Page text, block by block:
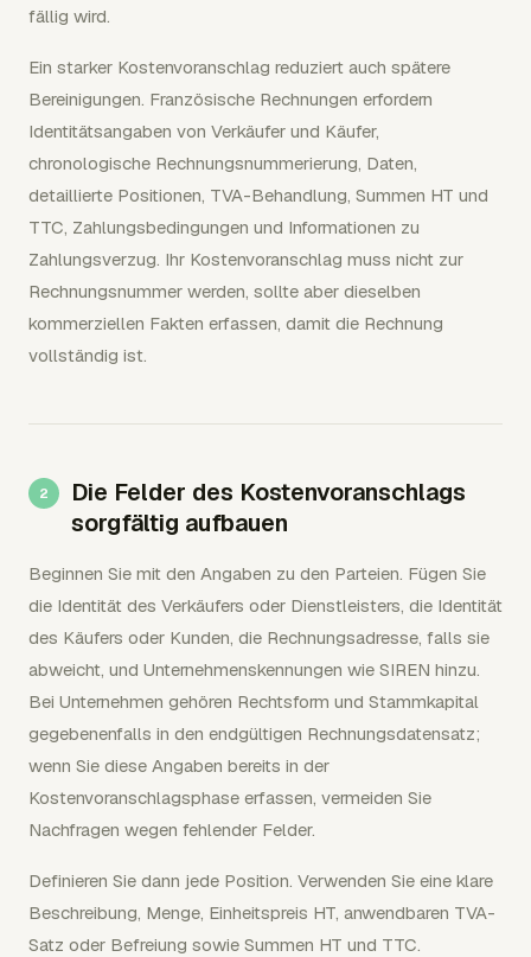
fällig wird.
Ein starker Kostenvoranschlag reduziert auch spätere
Bereinigungen. Französische Rechnungen erfordern
Identitätsangaben von Verkäufer und Käufer,
chronologische Rechnungsnummerierung, Daten,
detaillierte Positionen, TVA-Behandlung, Summen HT und
TTC, Zahlungsbedingungen und Informationen zu
Zahlungsverzug. Ihr Kostenvoranschlag muss nicht zur
Rechnungsnummer werden, sollte aber dieselben
kommerziellen Fakten erfassen, damit die Rechnung
vollständig ist.
Die Felder des Kostenvoranschlags
sorgfältig aufbauen
Beginnen Sie mit den Angaben zu den Parteien. Fügen Sie
die Identität des Verkäufers oder Dienstleisters, die Identität
des Käufers oder Kunden, die Rechnungsadresse, falls sie
abweicht, und Unternehmenskennungen wie SIREN hinzu.
Bei Unternehmen gehören Rechtsform und Stammkapital
gegebenenfalls in den endgültigen Rechnungsdatensatz;
wenn Sie diese Angaben bereits in der
Kostenvoranschlagsphase erfassen, vermeiden Sie
Nachfragen wegen fehlender Felder.
Definieren Sie dann jede Position. Verwenden Sie eine klare
Beschreibung, Menge, Einheitspreis HT, anwendbaren TVA-
Satz oder Befreiung sowie Summen HT und TTC.